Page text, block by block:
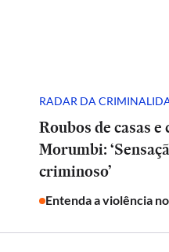
RADAR DA
Roubos de casas
Morumbi:
criminoso’
Entenda a violência